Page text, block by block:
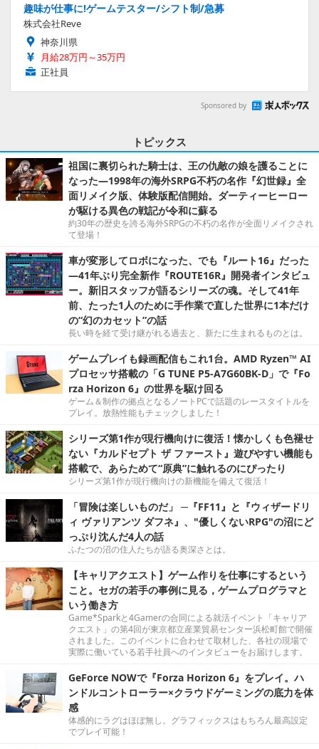
趣味が仕事に!ゲームテスター/シフト制/急募
株式会社Reve
神奈川県
月給28万円～35万円
正社員
Sponsored by
トピックス
祖国に裏切られた騎士は、王の仇敵の娘を護ることに
なった―1998年の海外SRPG不朽の名作『幻世録』全
面リメイク版、体験版配信開始。ダーティーヒーロー
が駆ける異色の戦記が令和に蘇る
約30年の歴史を誇る海外SRPGの不朽の名作が全面リメイクされ
て登場！
車が変形してロボになった、でも『ルート16』だった
―41年ぶり完全新作『ROUTE16R』開発者インタビュ
ー。新旧スタッフが語るシリーズの魂。そして41年
前、たった1人のために手作業で直した世界に1本だけ
の“幻のカセット”の話
長い時を経て受け継がれる過去と、新たに生まれるものとは。
ゲームプレイも録画配信もこれ1台。AMD Ryzen™ AI
プロセッサ搭載の「G TUNE P5-A7G60BK-D」で『Fo
rza Horizon 6』の世界を駆け回る
ゲーム＆制作の拠点となるノートPCで話題のレースタイトルを
プレイ。放熱性能もチェックしました！
シリーズ第1作が現行機向けに復活！懐かしくも色褪せ
ない『カルドセプト ザ ファースト』遊びやすい機能も
搭載で、あらためて“原典”に触れるのにぴったり
シリーズ第1作が現行機向けの新機能を備えて復活！
「冒険は楽しいものだ」 ─『FF11』と『ウィザードリ
ィ ヴァリアンツ ダフネ』、"優しくないRPG"の沼にど
っぷり沈んだ4人の話
ふたつの沼の住人たちが語る奥深さとは。
【キャリアクエスト】ゲーム作りを仕事にするという
こと。セガの若手の事例に見る，ゲームプログラマと
いう働き方
Game*Sparkと4Gamerの合同による就活イベント「キャリア
クエスト」の第4回が東京都立産業貿易センター浜松町館で開催
されました。このイベントに合わせて取材した、各社の現場で
実際に働いている若手社員へのインタビューをお届けします。
GeForce NOWで『Forza Horizon 6』をプレイ。ハ
ンドルコントローラー×クラウドゲーミングの底力を体
感
体感的にラグはほぼ無し。グラフィックスはもちろん最高設定
でプレイ可能！